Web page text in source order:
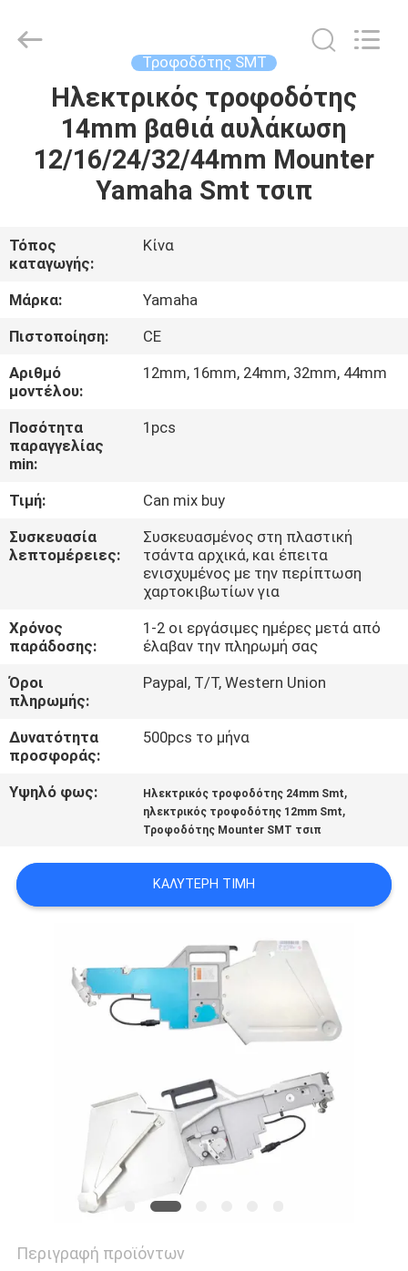
ΣΠΊΤΙ
ΠΡΟΪΌΝΤΑ
ΣΧΕΤΙΚΆ
ΜΕ
ΕΜΆΣ
ΕΠΙΣΚΈΨΕΙΣ
ΣΤΟ
ΕΡΓΟΣΤΆΣΙΟ
ΈΛΕΓΧΟΣ
ΠΟΙΌΤΗΤΑΣ
ΕΠΙΚΟΙΝΩΝΉΣΤΕ
ΜΑΖΊ
ΜΑΣ
SHOPPING
ON
ΧΆΡΤΗΣ
ΠΟΛΙΤΙΚΉ
ΑΠΟΡΡΉΤΟΥ
TECHNOLOGY
LIMITED.
Τροφοδότης SMT
Ηλεκτρικός τροφοδότης
14mm βαθιά αυλάκωση
12/16/24/32/44mm Mounter
Yamaha Smt τσιπ
Τόπος
καταγωγής:
Κίνα
Μάρκα:
Yamaha
Πιστοποίηση:
CE
Αριθμό
μοντέλου:
12mm, 16mm, 24mm, 32mm, 44mm
Ποσότητα
παραγγελίας
min:
1pcs
Τιμή:
Can mix buy
Συσκευασία
λεπτομέρειες:
Συσκευασμένος στη πλαστική
τσάντα αρχικά, και έπειτα
ενισχυμένος με την περίπτωση
χαρτοκιβωτίων για
Χρόνος
παράδοσης:
1-2 οι εργάσιμες ημέρες μετά από
έλαβαν την πληρωμή σας
Όροι
πληρωμής:
Paypal, T/T, Western Union
Δυνατότητα
προσφοράς:
500pcs το μήνα
Υψηλό φως: Ηλεκτρικός τροφοδότης 24mm Smt,
ηλεκτρικός τροφοδότης 12mm Smt,
Τροφοδότης Mounter SMT τσιπ
ΚΑΛΎΤΕΡΗ ΤΙΜΉ
Περιγραφή προϊόντων